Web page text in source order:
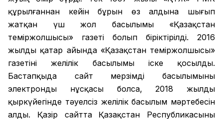
құрылғаннан кейін бұрын өз алдына шығып
жатқан үш жол басылымы «Қазақстан
теміржолшысы» газеті болып біріктірілді. 2016
жылдың қаңтар айында «Қазақстан теміржолшысы»
газетінің желілік басылымы іске қосылды.
Бастапқыда сайт мерзімді басылымының
электронды нұсқасы болса, 2018 жылдың
қыркүйегінде тәуелсіз желілік басылым мәртебесін
алды. Қазір сайтта Қазақстан Республикасының